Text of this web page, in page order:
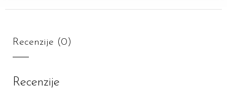
Recenzije (0)
Recenzije